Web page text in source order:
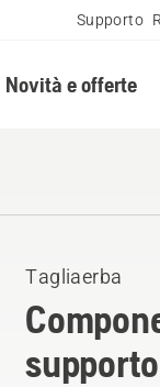
Supporto
Novità e offerte
Tagliaerba